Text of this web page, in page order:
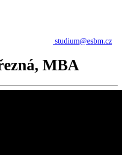
studium@esbm.cz
MBA